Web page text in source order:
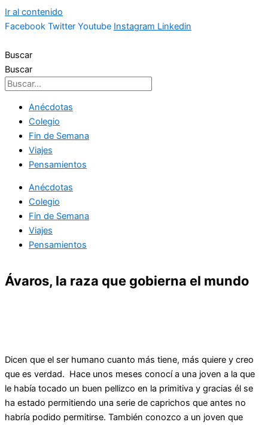
Ir al contenido
Facebook Twitter Youtube Instagram Linkedin
Buscar
Buscar
Anécdotas
Colegio
Fin de Semana
Viajes
Pensamientos
Anécdotas
Colegio
Fin de Semana
Viajes
Pensamientos
Ávaros, la raza que gobierna el mundo
Dicen que el ser humano cuanto más tiene, más quiere y creo
que es verdad. Hace unos meses conocí a una joven a la que
le había tocado un buen pellizco en la primitiva y gracias él se
ha estado permitiendo una serie de caprichos que antes no
habría podido permitirse. También conozco a un joven que